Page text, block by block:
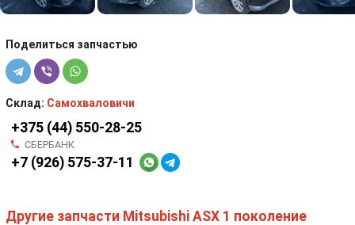
Поделиться запчастью
Склад: Самохваловичи
+375 (44) 550-28-25
СБЕРБАНК
+7 (926) 575-37-11
Другие запчасти Mitsubishi ASX 1 поколение